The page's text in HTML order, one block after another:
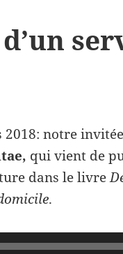
2018: notre
qui vient de
dans le livre
.